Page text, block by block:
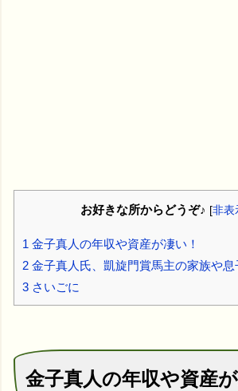
お好きな所からどうぞ♪ [非表
1 金子真人の年収や資産が凄い！
2 金子真人氏、凱旋門賞馬主の家族や息
3 さいごに
金子真人の年収や資産が